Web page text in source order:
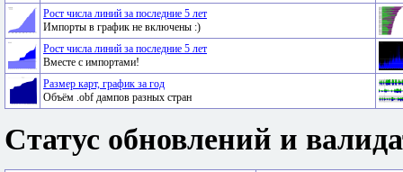
Рост числа линий за последние 5 лет
Импорты в график не включены :)
Рост числа линий за последние 5 лет
Вместе с импортами!
Размер карт, график за год
Объём .obf дампов разных стран
Статус обновлений и